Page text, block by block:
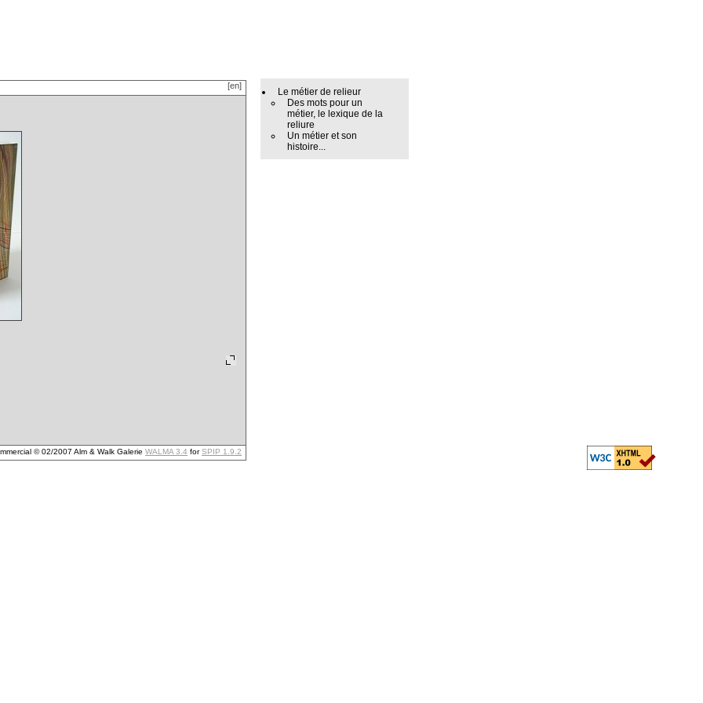
Le métier de relieur
Des mots pour un
métier, le lexique de la
reliure
Un métier et son
histoire...
[en]
© 02/2007 Alm & Walk Galerie WALMA 3.4 forSPIP 1.9.2